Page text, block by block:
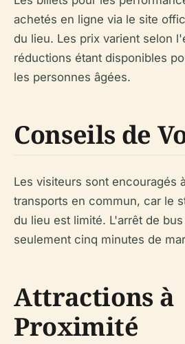
achetés en ligne via le site
du lieu. Les prix varient selon
réductions étant disponibles
les personnes âgées.
Conseils de
Les visiteurs sont encouragés
transports en commun, car le
du lieu est limité. L'arrêt de
seulement cinq minutes de
Attractions à
Proximité